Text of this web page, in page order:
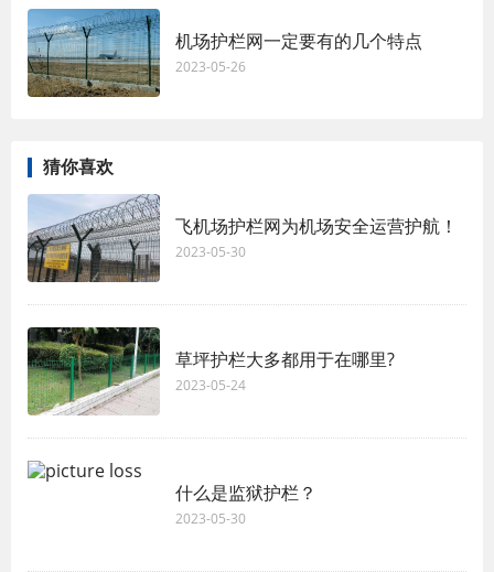
机场护栏网一定要有的几个特点
2023-05-26
猜你喜欢
飞机场护栏网为机场安全运营护航！
2023-05-30
草坪护栏大多都用于在哪里?
2023-05-24
什么是监狱护栏？
2023-05-30